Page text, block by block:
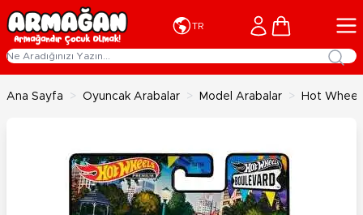
İçeriğe geç
TR Cart
Ana Sayfa > Oyuncak Arabalar > Model Arabalar > Hot